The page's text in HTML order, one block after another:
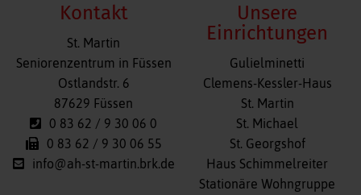
Kontakt
St. Martin
Seniorenzentrum in Füssen
Ostlandstr. 6
87629 Füssen
0 83 62 / 9 30 06 0
0 83 62 / 9 30 06 55
info@ah-st-martin.brk.de
Unsere
Einrichtungen
Navigation
überspringen
Gulielminetti
Clemens-Kessler-Haus
St. Martin
St. Michael
St. Georgshof
Haus Schimmelreiter
Stationäre Wohngruppe